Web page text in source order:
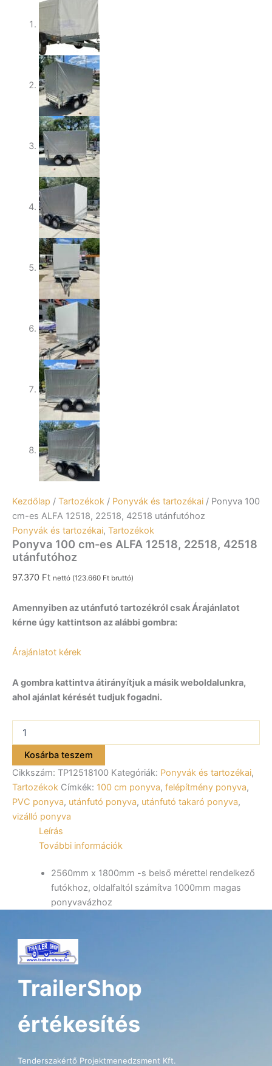
Kezdőlap / Tartozékok / Ponyvák és tartozékai / Ponyva 100
cm-es ALFA 12518, 22518, 42518 utánfutóhoz
Ponyvák és tartozékai, Tartozékok
Ponyva 100 cm-es ALFA 12518, 22518, 42518
utánfutóhoz
97.370 Ft nettó (123.660 Ft bruttó)
Amennyiben az utánfutó tartozékról csak Árajánlatot
kérne úgy kattintson az alábbi gombra:
Árajánlatot kérek
A gombra kattintva átirányítjuk a másik weboldalunkra,
ahol ajánlat kérését tudjuk fogadni.
100
cm-
ALFA
12518,
22518,
42518
utánfutóhoz
mennyiség
Kosárba teszem
Cikkszám: TP12518100 Kategóriák: Ponyvák és tartozékai,
Tartozékok Címkék: 100 cm ponyva, felépítmény ponyva,
PVC ponyva, utánfutó ponyva, utánfutó takaró ponyva,
vizálló ponyva
Leírás
További információk
2560mm x 1800mm -s belső mérettel rendelkező
futókhoz, oldalfaltól számítva 1000mm magas
ponyvavázhoz
TrailerShop
értékesítés
Tenderszakértő Projektmenedzsment Kft.